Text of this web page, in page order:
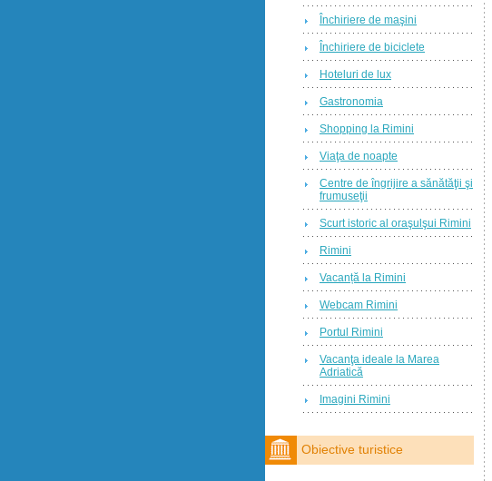
Închiriere de maşini
Închiriere de biciclete
Hoteluri de lux
Gastronomia
Shopping la Rimini
Viaţa de noapte
Centre de îngrijire a sănătăţii şi
frumuseţii
Scurt istoric al oraşulşui Rimini
Rimini
Vacanță la Rimini
Webcam Rimini
Portul Rimini
Vacanţa ideale la Marea
Adriatică
Imagini Rimini
Obiective turistice